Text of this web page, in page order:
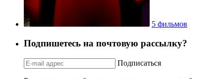
5 фильмов
Подпишетесь на почтовую рассылку?
Подписаться